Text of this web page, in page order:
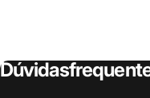
Dúvidas